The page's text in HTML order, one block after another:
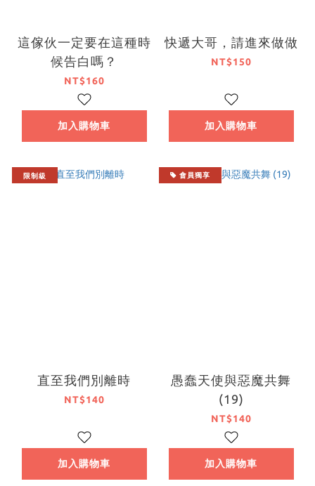
這傢伙一定要在這種時
候告白嗎？
NT$160
加入購物車
快遞大哥，請進來做做
NT$150
加入購物車
限制級
直至我們別離時
NT$140
加入購物車
會員獨享
愚蠢天使與惡魔共舞
(19)
NT$140
加入購物車